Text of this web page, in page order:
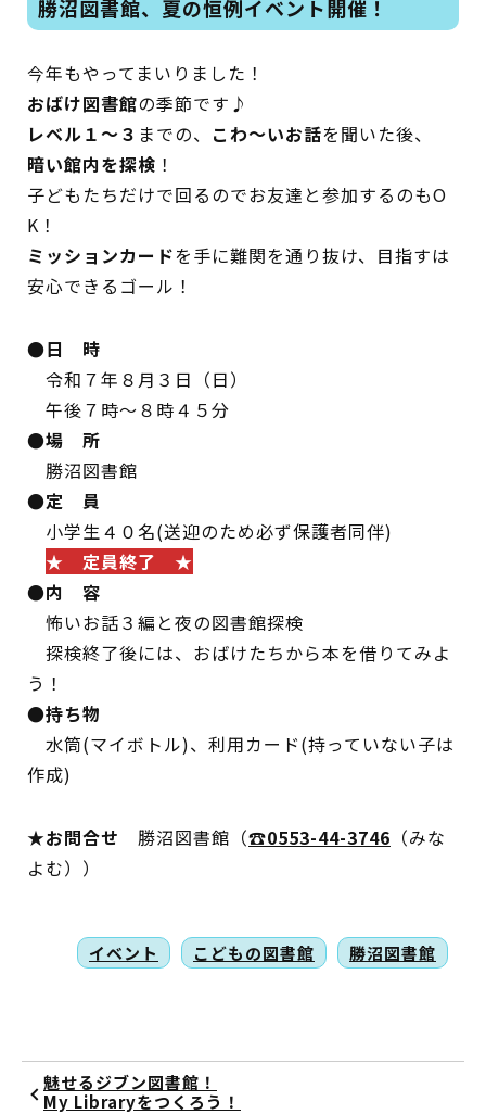
勝沼図書館、夏の恒例イベント開催！
今年もやってまいりました！
おばけ図書館の季節です♪
レベル１～３ までの、 こわ～いお話を聞いた後、
暗い館内を探検 ！
子どもたちだけで回るのでお友達と参加するのもO
K！
ミッションカードを手に難関を通り抜け、目指すは
安心できるゴール！
●日 時
令和７年８月３日（日）
午後７時～８時４５分
●場 所
勝沼図書館
●定 員
小学生４０名(送迎のため必ず保護者同伴)
★ 定員終了 ★
●内 容
怖いお話３編と夜の図書館探検
探検終了後には、おばけたちから本を借りてみよ
う！
●持ち物
水筒(マイボトル)、利用カード(持っていない子は
作成)
★お問合せ 勝沼図書館（☎0553-44-3746 （みな
よむ））
イベント こどもの図書館 勝沼図書館
魅せるジブン図書館！
My Libraryをつくろう！
こどもの図書館
キャラクター
図書館
としょかん
のおしごと
おはなし会